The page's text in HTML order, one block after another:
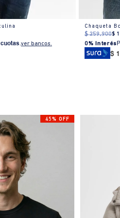
cuotas.ver bancos.
Chaqueta
$ 259.900$
0% Interés
$
45% OFF